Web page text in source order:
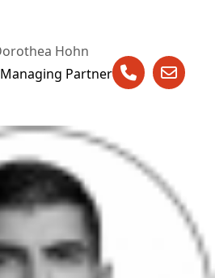
Managing Partner